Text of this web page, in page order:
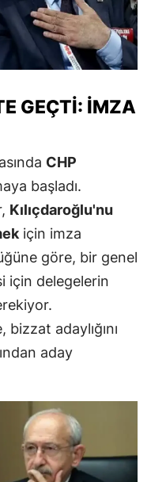
GEÇTI: İMZA
CHP
başladı.
Kılıçdaroğlu'nu
için imza
göre, bir genel
için delegelerin
adaylığını
aday